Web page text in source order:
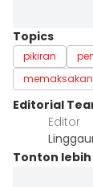
Topics
pikiran
memaksakan
Editorial
Editor
Tonton